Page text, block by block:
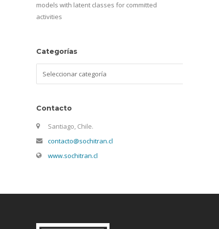
models with latent classes for committed
activities
Categorías
Contacto
Santiago, Chile.
contacto@sochitran.cl
www.sochitran.cl